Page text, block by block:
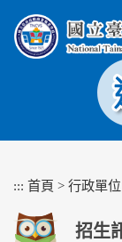
塊
::: 首頁 > 行政單位
招生